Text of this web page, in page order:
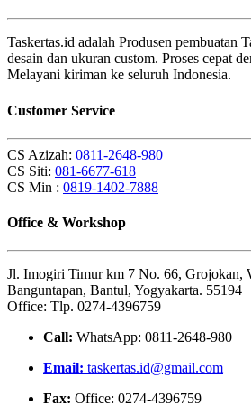
Taskertas.id adalah Produsen pembuatan
desain dan ukuran custom. Proses cepat
Melayani kiriman ke seluruh Indonesia.
Customer Service
CS Azizah: 0811-2648-980
CS Siti: 081-6677-618
CS Min : 0819-1402-7888
Office & Workshop
Jl. Imogiri Timur km 7 No. 66, Grojokan,
Banguntapan, Bantul, Yogyakarta. 55194
Office: Tlp. 0274-4396759
Call: WhatsApp: 0811-2648-980
Email: taskertas.id@gmail.com
Fax: Office: 0274-4396759